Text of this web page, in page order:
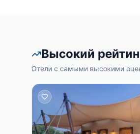
Высокий
Отели с самыми высокими